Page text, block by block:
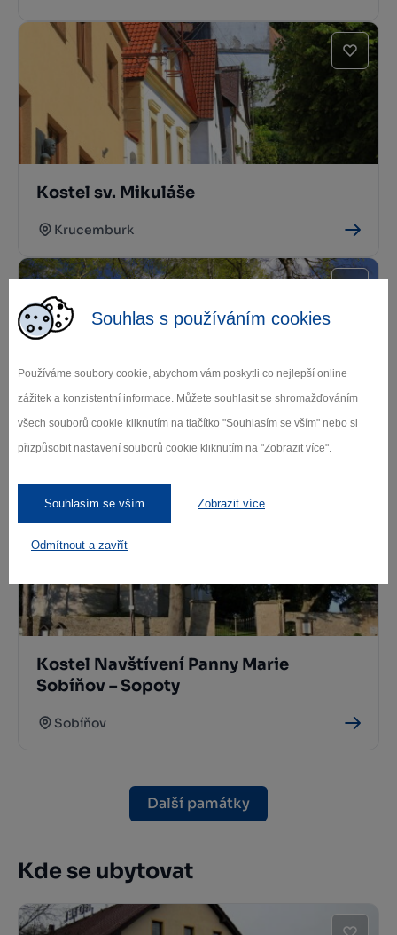
Souhlas s používáním cookies
Používáme soubory cookie, abychom vám poskytli co nejlepší online
zážitek a konzistentní informace. Můžete souhlasit se shromažďováním
všech souborů cookie kliknutím na tlačítko "Souhlasím se vším" nebo si
přizpůsobit nastavení souborů cookie kliknutím na "Zobrazit více".
Souhlasím se vším Zobrazit více
Odmítnout a zavřít
Kostel sv. Mikuláše
Krucemburk
Tři kříže
Kostel Navštívení Panny Marie
Sobíňov – Sopoty
Sobíňov
Další památky
Kde se ubytovat